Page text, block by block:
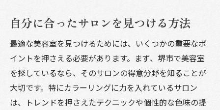
自分に合ったサロンを見つける方法
最適な美容室を見つけるためには、いくつかの重要なポ
イントを押さえる必要があります。まず、堺市で美容室
を探しているなら、そのサロンの得意分野を知ることが
大切です。特にカラーリングに力を入れているサロン
は、トレンドを押さえたテクニックや個性的な色味の提